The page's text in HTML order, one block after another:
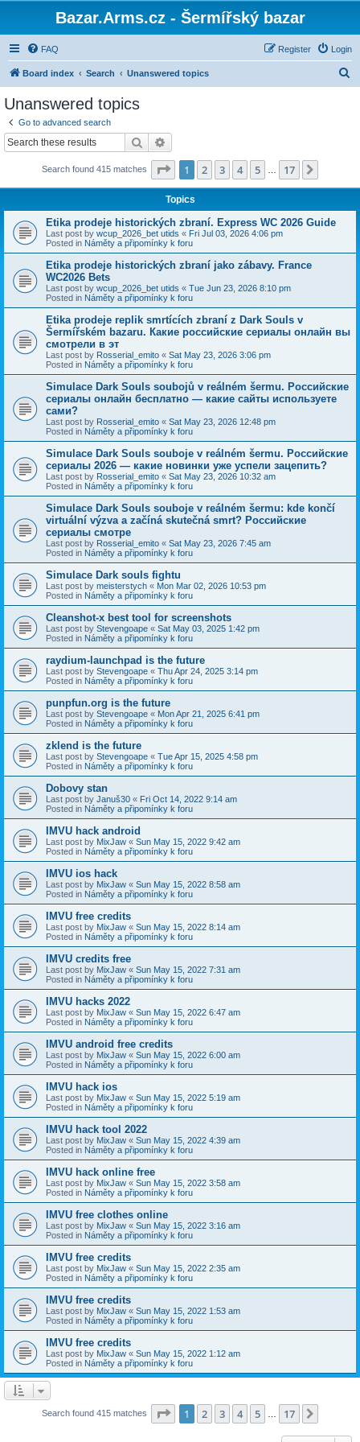
Bazar.Arms.cz - Šermířský bazar
FAQ Login
Register
Board index Search Unanswered topics
Unanswered topics
Go to advanced search
Search
Search found 415 matches Page 1of 17
1 2 3 4 5 17
Topics
Etika prodeje historických zbraní. Express WC 2026 Guide
Last post by wcup_2026_bet utids « Fri Jul 03, 2026 4:06 pm
Posted in Náměty a připomínky k foru
Etika prodeje historických zbraní jako zábavy. France
WC2026 Bets
Last post by wcup_2026_bet utids « Tue Jun 23, 2026 8:10 pm
Posted in Náměty a připomínky k foru
Etika prodeje replik smrtících zbraní z Dark Souls v
Šermířském bazaru. Какие российские сериалы онлайн вы
смотрели в эт
Last post by Rosserial_emito « Sat May 23, 2026 3:06 pm
Posted in Náměty a připomínky k foru
Simulace Dark Souls soubojů v reálném šermu. Российские
сериалы онлайн бесплатно — какие сайты используете
сами?
Last post by Rosserial_emito « Sat May 23, 2026 12:48 pm
Posted in Náměty a připomínky k foru
Simulace Dark Souls souboje v reálném šermu. Российские
сериалы 2026 — какие новинки уже успели зацепить?
Last post by Rosserial_emito « Sat May 23, 2026 10:32 am
Posted in Náměty a připomínky k foru
Simulace Dark Souls souboje v reálném šermu: kde končí
virtuální výzva a začíná skutečná smrt? Российские
сериалы смотре
Last post by Rosserial_emito « Sat May 23, 2026 7:45 am
Posted in Náměty a připomínky k foru
Simulace Dark souls fightu
Last post by meisterstych « Mon Mar 02, 2026 10:53 pm
Posted in Náměty a připomínky k foru
Cleanshot-x best tool for screenshots
Last post by Stevengoape « Sat May 03, 2025 1:42 pm
Posted in Náměty a připomínky k foru
raydium-launchpad is the future
Last post by Stevengoape « Thu Apr 24, 2025 3:14 pm
Posted in Náměty a připomínky k foru
punpfun.org is the future
Last post by Stevengoape « Mon Apr 21, 2025 6:41 pm
Posted in Náměty a připomínky k foru
zklend is the future
Last post by Stevengoape « Tue Apr 15, 2025 4:58 pm
Posted in Náměty a připomínky k foru
Dobovy stan
Last post by Januš30 « Fri Oct 14, 2022 9:14 am
Posted in Náměty a připomínky k foru
IMVU hack android
Last post by MixJaw « Sun May 15, 2022 9:42 am
Posted in Náměty a připomínky k foru
IMVU ios hack
Last post by MixJaw « Sun May 15, 2022 8:58 am
Posted in Náměty a připomínky k foru
IMVU free credits
Last post by MixJaw « Sun May 15, 2022 8:14 am
Posted in Náměty a připomínky k foru
IMVU credits free
Last post by MixJaw « Sun May 15, 2022 7:31 am
Posted in Náměty a připomínky k foru
IMVU hacks 2022
Last post by MixJaw « Sun May 15, 2022 6:47 am
Posted in Náměty a připomínky k foru
IMVU android free credits
Last post by MixJaw « Sun May 15, 2022 6:00 am
Posted in Náměty a připomínky k foru
IMVU hack ios
Last post by MixJaw « Sun May 15, 2022 5:19 am
Posted in Náměty a připomínky k foru
IMVU hack tool 2022
Last post by MixJaw « Sun May 15, 2022 4:39 am
Posted in Náměty a připomínky k foru
IMVU hack online free
Last post by MixJaw « Sun May 15, 2022 3:58 am
Posted in Náměty a připomínky k foru
IMVU free clothes online
Last post by MixJaw « Sun May 15, 2022 3:16 am
Posted in Náměty a připomínky k foru
IMVU free credits
Last post by MixJaw « Sun May 15, 2022 2:35 am
Posted in Náměty a připomínky k foru
IMVU free credits
Last post by MixJaw « Sun May 15, 2022 1:53 am
Posted in Náměty a připomínky k foru
IMVU free credits
Last post by MixJaw « Sun May 15, 2022 1:12 am
Posted in Náměty a připomínky k foru
Search found 415 matches Page 1of 17
1 2 3 4 5 17